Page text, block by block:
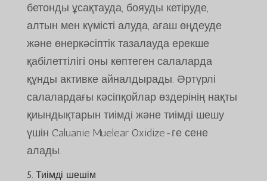
бетонды ұсақтауда, бояуды кетіруде,
алтын мен күмісті алуда, ағаш өңдеуде
және өнеркәсіптік тазалауда ерекше
қабілеттілігі оны көптеген салаларда
құнды активке айналдырады. Әртүрлі
салалардағы кәсіпқойлар өздерінің нақты
қиындықтарын тиімді және тиімді шешу
үшін Caluanie Muelear Oxidize-ге сене
алады.
5. Тиімді шешім